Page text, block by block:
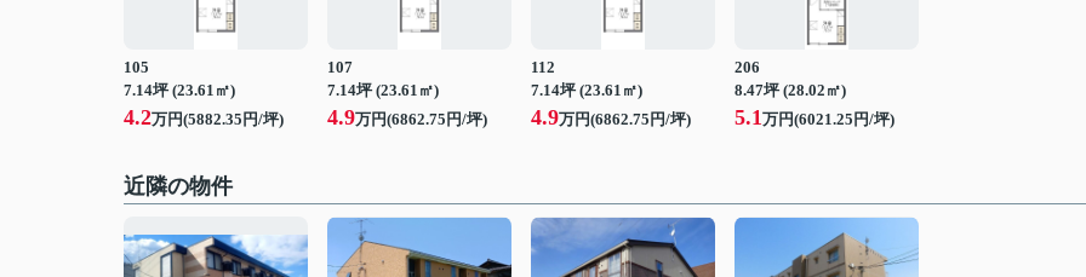
105
7.14坪 (23.61㎡)
4.2万円(5882.35円/坪)
107
7.14坪 (23.61㎡)
4.9万円(6862.75円/坪)
112
7.14坪 (23.61㎡)
4.9万円(6862.75円/坪)
206
8.47坪 (28.02㎡)
5.1万円(6021.25円/坪)
近隣の物件